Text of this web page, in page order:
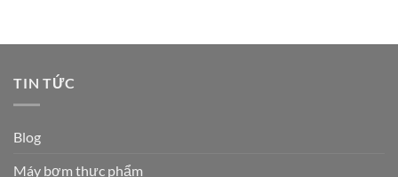
TIN TỨC
Blog
Máy bơm thực phẩm